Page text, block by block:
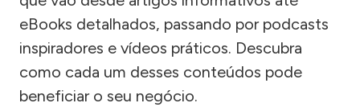
eBooks detalhados, passando por podcasts
inspiradores e vídeos práticos. Descubra
como cada um desses conteúdos pode
beneficiar o seu negócio.